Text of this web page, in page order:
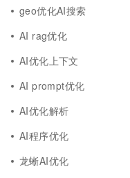
geo优化AI搜索
AI rag优化
AI优化上下文
AI prompt优化
AI优化解析
AI程序优化
龙蜥AI优化